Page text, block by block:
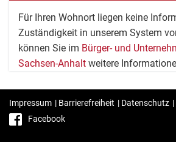
Für Ihren Wohnort liegen keine
Zuständigkeit in unserem System
können Sie im Bürger- und
Sachsen-Anhalt weitere
Impressum | Barrierefreiheit | Datenschutz |
Facebook